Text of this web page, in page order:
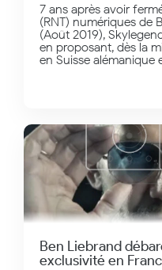
7 ans après avoir
(RNT) numériques de
(Août 2019),
en proposant, dès la
en Suisse alémanique
radio automobiles les
tuner de votre chaîne
Février, vous pouvez
qualité digitale
de Madrid, Barcelone
Séville. Sur Madrid, la
webradio est
émetteurs en FM,
99.3 FM. Pour
possible en attendant
puissant que le 95.9
Sebastien qui domine
une fréquence
supérieur à la FM en
Ben Liebrand
exclusivité en